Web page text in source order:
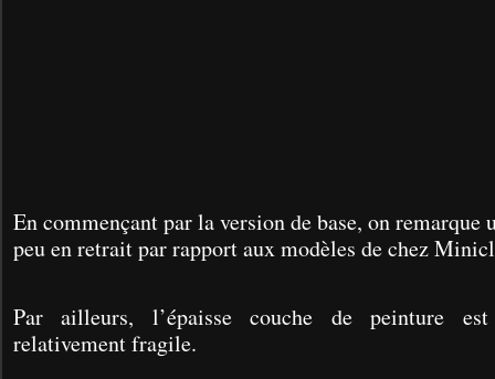
En commençant par la version de base, on remarque
peu en retrait par rapport aux modèles de chez
Par ailleurs, l’épaisse couche de peinture
relativement fragile.